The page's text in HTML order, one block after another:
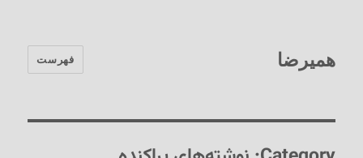
همیرضا فهرست